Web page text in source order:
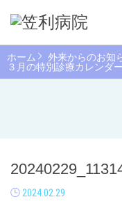
ホーム
外来からのお知
３月の特別診療カレンダ
2024.02.29